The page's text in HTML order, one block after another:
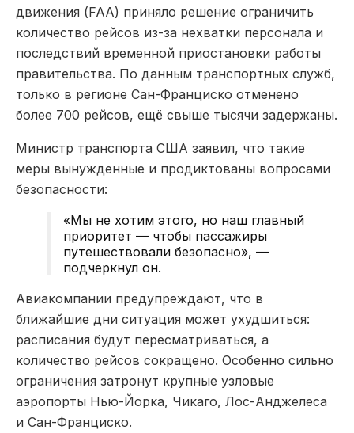
движения (FAA) приняло решение ограничить
количество рейсов из-за нехватки персонала и
последствий временной приостановки работы
правительства. По данным транспортных служб,
только в регионе Сан-Франциско отменено
более 700 рейсов, ещё свыше тысячи задержаны.
Министр транспорта США заявил, что такие
меры вынужденные и продиктованы вопросами
безопасности:
«Мы не хотим этого, но наш главный
приоритет — чтобы пассажиры
путешествовали безопасно», —
подчеркнул он.
Авиакомпании предупреждают, что в
ближайшие дни ситуация может ухудшиться:
расписания будут пересматриваться, а
количество рейсов сокращено. Особенно сильно
ограничения затронут крупные узловые
аэропорты Нью-Йорка, Чикаго, Лос-Анджелеса
и Сан-Франциско.